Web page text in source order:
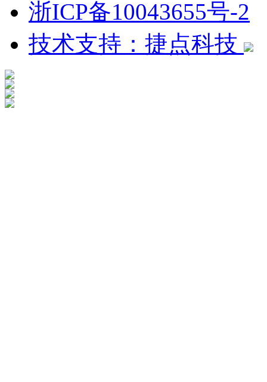
浙ICP备10043655号-2
技术支持：捷点科技